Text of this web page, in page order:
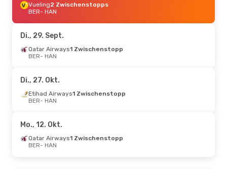
Austrian Airlines2 Zwischenstopps
BER- HAN
2 Zwischenstopps
HAN- BER
Mo., 26. Okt.
BER- HAN
Turkish Airlines
HAN- BER
Turkish Airlines
BER- HAN
Turkish Airlines
1 Zwischenstopp
Vueling2 Zwischenstopps
BER- HAN
Di., 29. Sept.
Qatar Airways1 Zwischenstopp
BER- HAN
Di., 27. Okt.
Etihad Airways1 Zwischenstopp
BER- HAN
Mo., 12. Okt.
Qatar Airways1 Zwischenstopp
BER- HAN